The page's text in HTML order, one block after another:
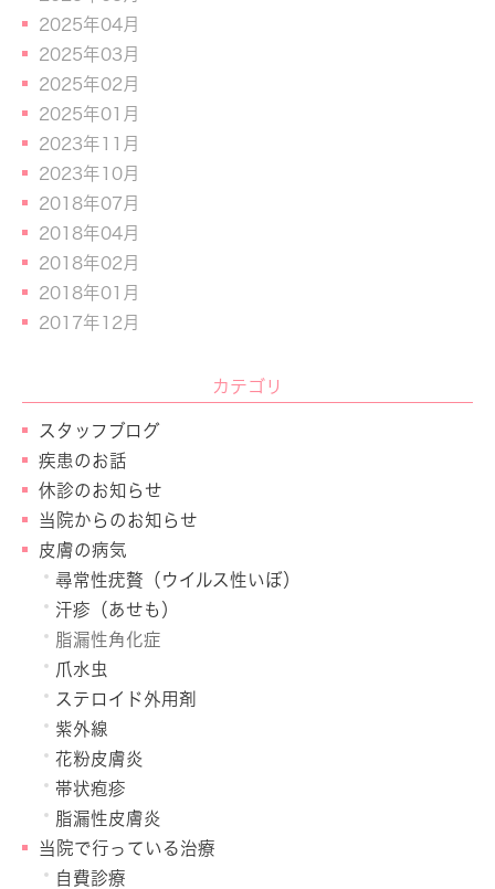
2025年04月
2025年03月
2025年02月
2025年01月
2023年11月
2023年10月
2018年07月
2018年04月
2018年02月
2018年01月
2017年12月
カテゴリ
スタッフブログ
疾患のお話
休診のお知らせ
当院からのお知らせ
皮膚の病気
尋常性疣贅（ウイルス性いぼ）
汗疹（あせも）
脂漏性角化症
爪水虫
ステロイド外用剤
紫外線
花粉皮膚炎
帯状疱疹
脂漏性皮膚炎
当院で行っている治療
自費診療